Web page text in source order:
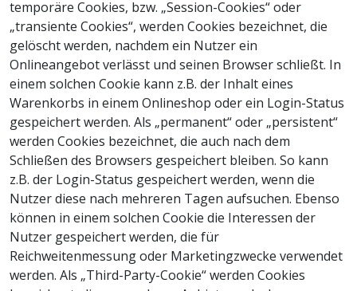
temporäre Cookies, bzw. „Session-Cookies“ oder
„transiente Cookies“, werden Cookies bezeichnet, die
gelöscht werden, nachdem ein Nutzer ein
Onlineangebot verlässt und seinen Browser schließt. In
einem solchen Cookie kann z.B. der Inhalt eines
Warenkorbs in einem Onlineshop oder ein Login-Status
gespeichert werden. Als „permanent“ oder „persistent“
werden Cookies bezeichnet, die auch nach dem
Schließen des Browsers gespeichert bleiben. So kann
z.B. der Login-Status gespeichert werden, wenn die
Nutzer diese nach mehreren Tagen aufsuchen. Ebenso
können in einem solchen Cookie die Interessen der
Nutzer gespeichert werden, die für
Reichweitenmessung oder Marketingzwecke verwendet
werden. Als „Third-Party-Cookie“ werden Cookies